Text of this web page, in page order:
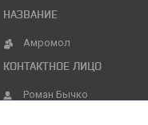
Амромол
Роман Бычко